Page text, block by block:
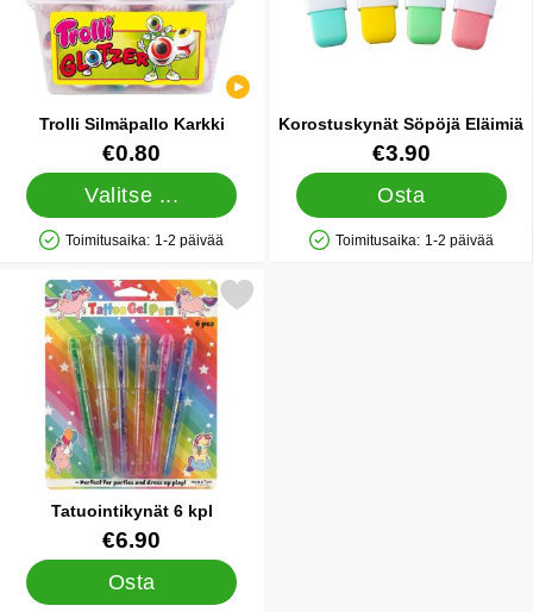
Trolli Silmäpallo Karkki
Tuote.nro 42661
€0.80
Valitse ...
Saatavuus: Varastossa
Toimitusaika: 1-2 päivää
Korostuskynät Söpöjä Eläimiä
Tuote.nro 25526
€3.90
Osta
Saatavuus: Varastossa
Toimitusaika: 1-2 päivää
Tatuointikynät 6 kpl
Tuote.nro 44440
€6.90
Osta
Merkitse tatuointikynät 6 kpl suosikiksi